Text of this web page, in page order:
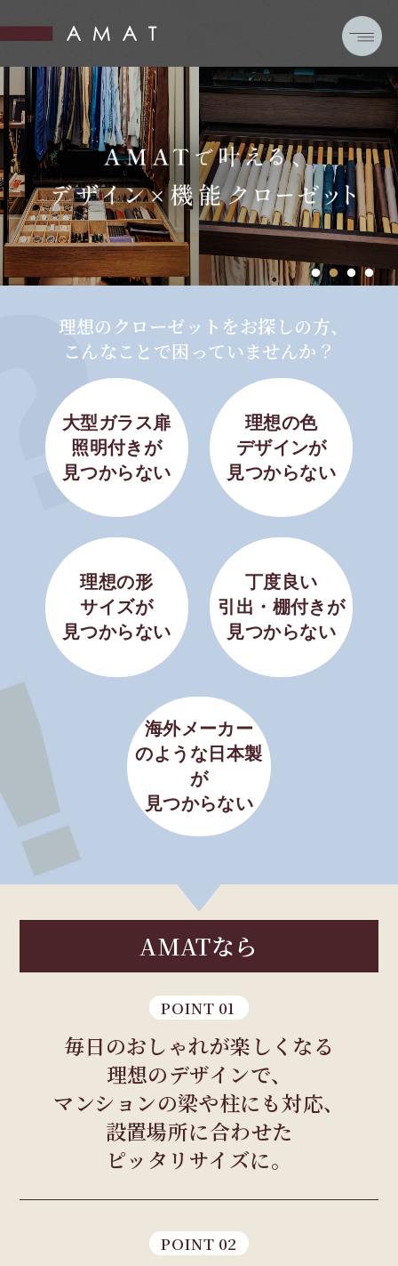
理想のクローゼットをお探しの方、
こんなことで困っていませんか？
大型ガラス扉
照明付きが
見つからない
理想の色
デザインが
見つからない
理想の形
サイズが
見つからない
丁度良い
引出・棚付きが
見つからない
海外メーカー
のような日本製
が
見つからない
AMATなら
POINT 01
毎日のおしゃれが楽しくなる
理想のデザインで、
マンションの梁や柱にも対応、
設置場所に合わせた
ピッタリサイズに。
POINT 02